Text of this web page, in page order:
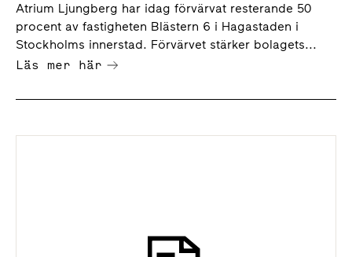
Atrium Ljungberg har idag förvärvat resterande 50
procent av fastigheten Blästern 6 i Hagastaden i
Stockholms innerstad. Förvärvet stärker bolagets...
Läs mer här